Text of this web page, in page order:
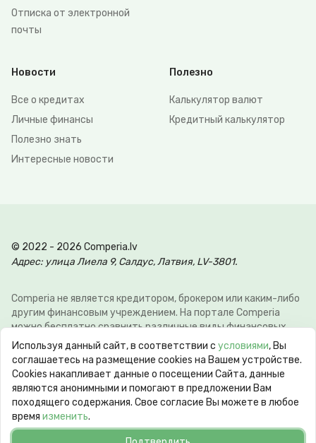
Отписка от электронной
почты
Новости
Все о кредитах
Личные финансы
Полезно знать
Интересные новости
Полезно
Калькулятор валют
Кредитный калькулятор
© 2022 - 2026 Comperia.lv
Адрес: улица Лиела 9, Салдус, Латвия, LV-3801.
Comperia не является кредитором, брокером или каким-либо
другим финансовым учреждением. На портале Comperia
можно бесплатно сравнить различные виды финансовых
услуг, для того что-бы клиент мог сэкономить свое время и
деньги. Э-почта:info@comperia.lv. Пример расчёта: при
взятии в долг 5000 € на 60 месяцев, ежемесячный платеж
106.93 €, общие затраты 6415.59 €, годовая процентная
ставка APR 10.78%. Максимальная годовая процентная
ставка (max APR) может достигать 60%. Срок кредита от 62
дней до 10 лет.
Используя данный сайт, в соответствии с условиями, Вы
соглашаетесь на размещение cookies на Вашем устройстве.
Сookies накапливает данные о посещении Сайта, данные
являются анонимными и помогают в предложении Вам
походящего содержания. Свое согласие Вы можете в любое
время изменить.